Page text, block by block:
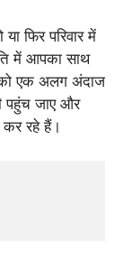
फिर परिवार में
में आपका साथ
को एक अलग अंदाज
पहुंच जाए और
रहे हैं।